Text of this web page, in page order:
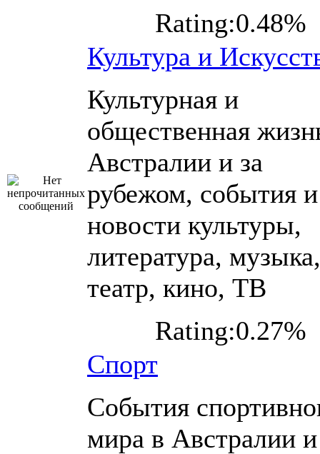
Rating:0.48%
Культура и
Культурная и
общественная
Австралии и за
рубежом, события и
новости культуры,
литература, музыка,
театр, кино, ТВ
Rating:0.27%
Спорт
События
мира в Австралии и